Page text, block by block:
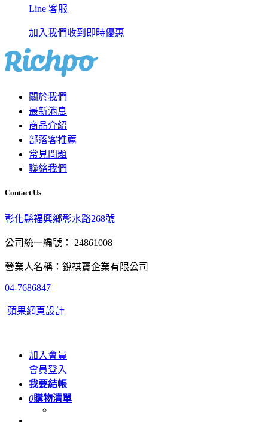
Line 客服
加入我們收到即時優惠
關於我們
最新消息
商品介紹
部落客推薦
常見問題
聯絡我們
Contact Us
彰化縣福興鄉彰水路268號
公司統一編號： 24861008
營業人名稱：銳祺寶企業有限公司
04-7686847
蘋果網頁設計
加入會員
會員登入
我要結帳
0購物清單